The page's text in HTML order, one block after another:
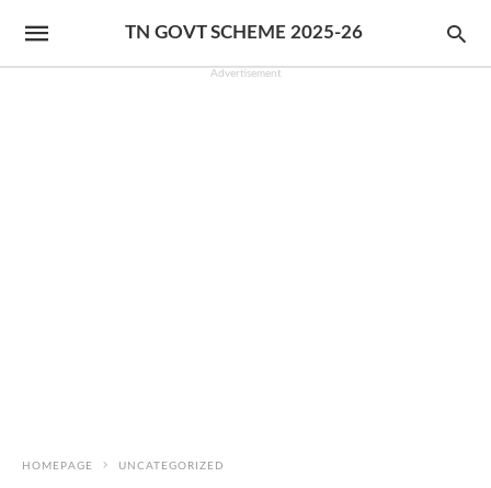
TN GOVT SCHEME 2025-26
Advertisement
HOMEPAGE UNCATEGORIZED